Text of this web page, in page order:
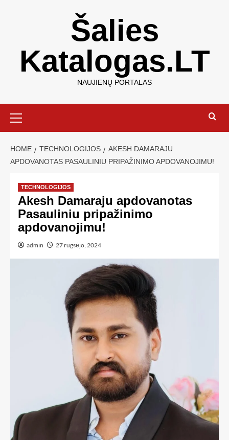
Šalies
Katalogas.LT
NAUJIENŲ PORTALAS
HOME TECHNOLOGIJOS
AKESH DAMARAJU
APDOVANOTAS PASAULINIU PRIPAŽINIMO APDOVANOJIMU!
TECHNOLOGIJOS
Akesh Damaraju apdovanotas
Pasauliniu pripažinimo
apdovanojimu!
admin 27 rugsėjo, 2024